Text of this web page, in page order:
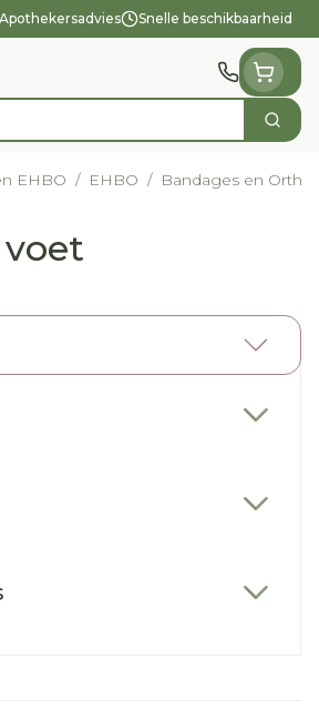
Apothekersadvies Snelle beschikbaarheid
Zoek
EHBO / EHBO / Bandages en